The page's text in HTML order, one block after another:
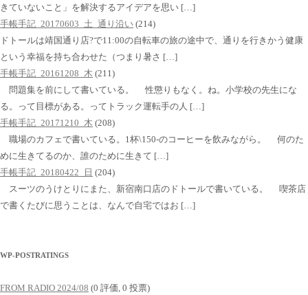
きていないこと」を解決するアイデアを思い […]
手帳手記_20170603_土_通り沿い (214)
ドトールは靖国通り店?で11:00の自転車の旅の途中で、通りを行きかう健康
という幸福を持ち合わせた（つまり暑さ […]
手帳手記_20161208_木 (211)
問題集を前にして書いている。 性懲りもなく。ね。小学校の先生にな
る。って目標がある。ってトラック運転手の人 […]
手帳手記_20171210_木 (208)
職場のカフェで書いている。1杯\150-のコーヒーを飲みながら。 何のた
めに生きてるのか、誰のために生きて […]
手帳手記_20180422_日 (204)
スーツのうけとりにまた、新宿南口店のドトールで書いている。 喫茶店
で書くたびに思うことは、なんで自宅ではお […]
WP-POSTRATINGS
FROM RADIO 2024/08 (0 評価, 0 投票)